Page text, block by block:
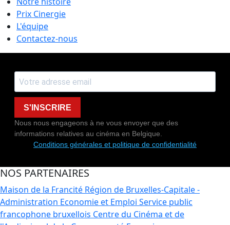
Prix Cinergie
L'équipe
Contactez-nous
S'INSCRIRE
Nous nous engageons à ne vous envoyer que des
informations relatives au cinéma en Belgique.
Conditions générales et politique de confidentialité
NOS PARTENAIRES
Maison de la Francité Région de Bruxelles-Capitale -
Administration Economie et Emploi Service public
francophone bruxellois Centre du Cinéma et de